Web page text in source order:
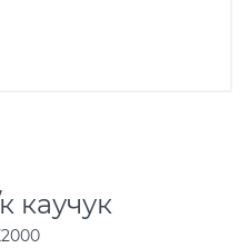
каучук